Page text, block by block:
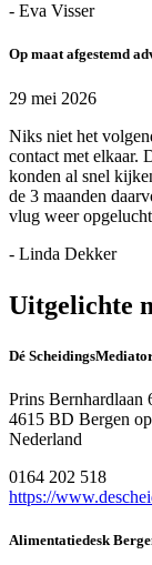
- Eva Visser
Op maat afgestemd
29 mei 2026
Niks niet het
contact met elkaar.
konden al snel
de 3 maanden
vlug weer
- Linda Dekker
Uitgelichte
Dé
Prins Bernhardlaan
4615 BD Bergen
Nederland
0164 202 518
https://
Alimentatiedesk